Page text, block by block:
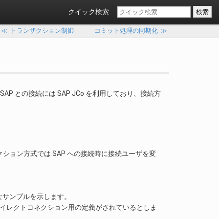
クイック検索
≪ トランザクション制御 コミット処理の同期化≫
との接続には SAP JCo を利用しており、接続方
ョン方式では SAP への接続時に接続ユーザを変
ンプルを示します。
クトコネクション用の定義がされているとしま